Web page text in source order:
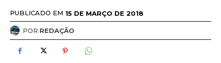
PUBLICADO EM 15 DE MARÇO DE 2018
POR REDAÇÃO